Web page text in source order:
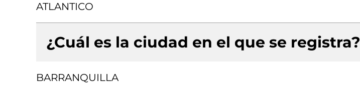
ATLANTICO
¿Cuál es la ciudad en el que se registra?
BARRANQUILLA